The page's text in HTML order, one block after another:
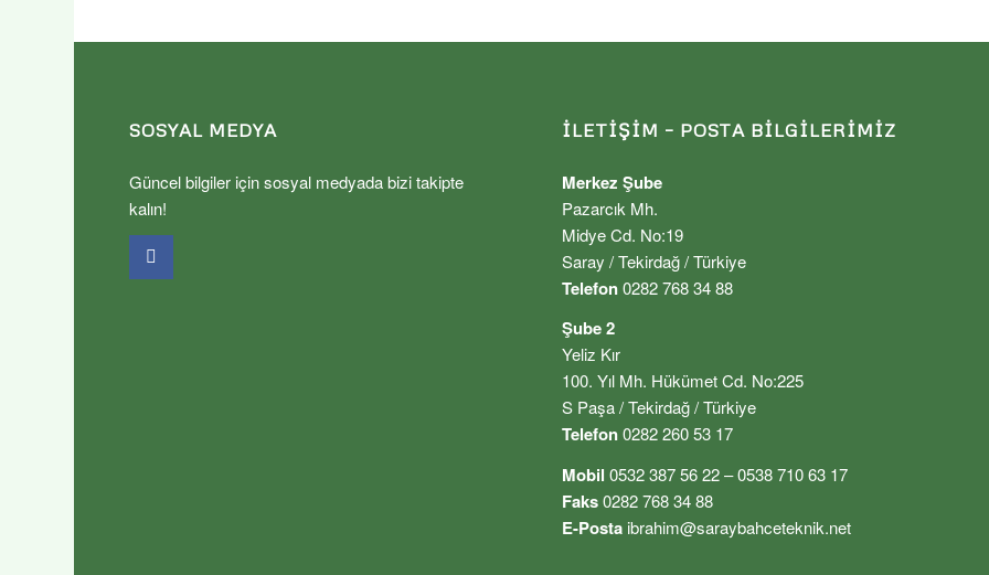
SOSYAL MEDYA
Güncel bilgiler için sosyal medyada bizi takipte
kalın!
İLETIŞIM – POSTA BILGILERIMIZ
Merkez Şube
Pazarcık Mh.
Midye Cd. No:19
Saray / Tekirdağ / Türkiye
Telefon0282 768 34 88
Şube 2
Yeliz Kır
100. Yıl Mh. Hükümet Cd. No:225
S Paşa / Tekirdağ / Türkiye
Telefon0282 260 53 17
Mobil 0532 387 56 22 – 0538 710 63 17
Faks0282 768 34 88
E-Posta ibrahim@saraybahceteknik.net